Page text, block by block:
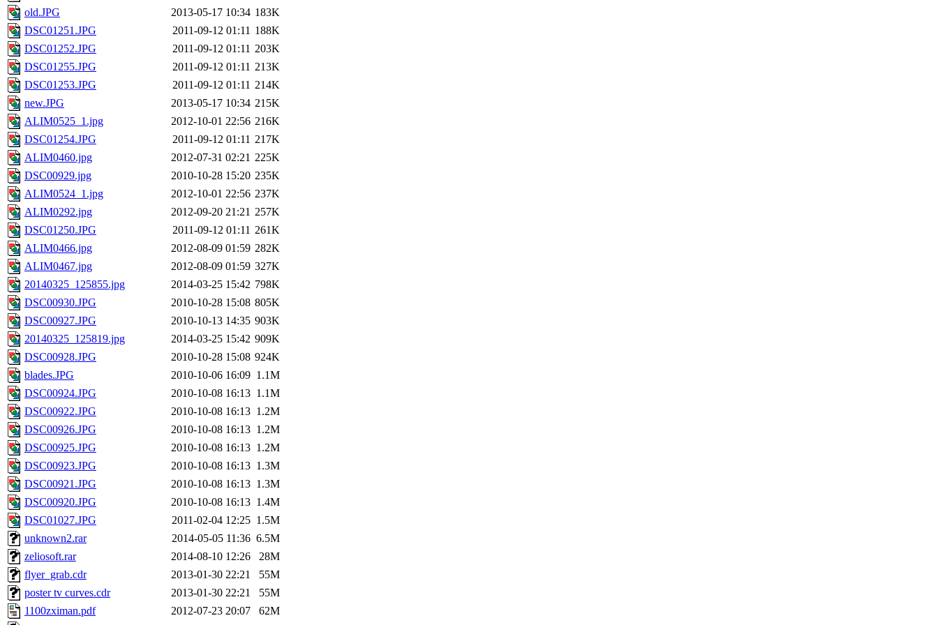
old.JPG
2013-05-17 10:34 183K
DSC01251.JPG
2011-09-12 01:11 188K
DSC01252.JPG
2011-09-12 01:11 203K
DSC01255.JPG
2011-09-12 01:11 213K
DSC01253.JPG
2011-09-12 01:11 214K
new.JPG
2013-05-17 10:34 215K
ALIM0525_1.jpg
2012-10-01 22:56 216K
DSC01254.JPG
2011-09-12 01:11 217K
ALIM0460.jpg
2012-07-31 02:21 225K
DSC00929.jpg
2010-10-28 15:20 235K
ALIM0524_1.jpg
2012-10-01 22:56 237K
ALIM0292.jpg
2012-09-20 21:21 257K
DSC01250.JPG
2011-09-12 01:11 261K
ALIM0466.jpg
2012-08-09 01:59 282K
ALIM0467.jpg
2012-08-09 01:59 327K
20140325_125855.jpg
2014-03-25 15:42 798K
DSC00930.JPG
2010-10-28 15:08 805K
DSC00927.JPG
2010-10-13 14:35 903K
20140325_125819.jpg
2014-03-25 15:42 909K
DSC00928.JPG
2010-10-28 15:08 924K
blades.JPG
2010-10-06 16:09 1.1M
DSC00924.JPG
2010-10-08 16:13 1.1M
DSC00922.JPG
2010-10-08 16:13 1.2M
DSC00926.JPG
2010-10-08 16:13 1.2M
DSC00925.JPG
2010-10-08 16:13 1.2M
DSC00923.JPG
2010-10-08 16:13 1.3M
DSC00921.JPG
2010-10-08 16:13 1.3M
DSC00920.JPG
2010-10-08 16:13 1.4M
DSC01027.JPG
2011-02-04 12:25 1.5M
unknown2.rar
2014-05-05 11:36 6.5M
zeliosoft.rar
2014-08-10 12:26
28M
flyer_grab.cdr
2013-01-30 22:21
55M
poster tv curves.cdr
2013-01-30 22:21
55M
1100zximan.pdf
2012-07-23 20:07
62M